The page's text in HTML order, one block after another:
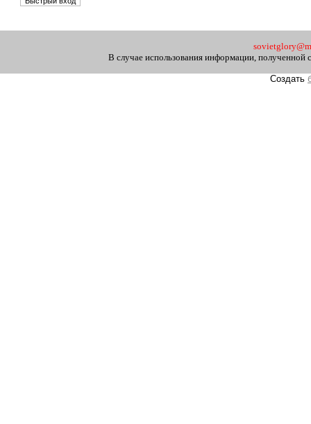
В случае использования информации, полученной
Создать